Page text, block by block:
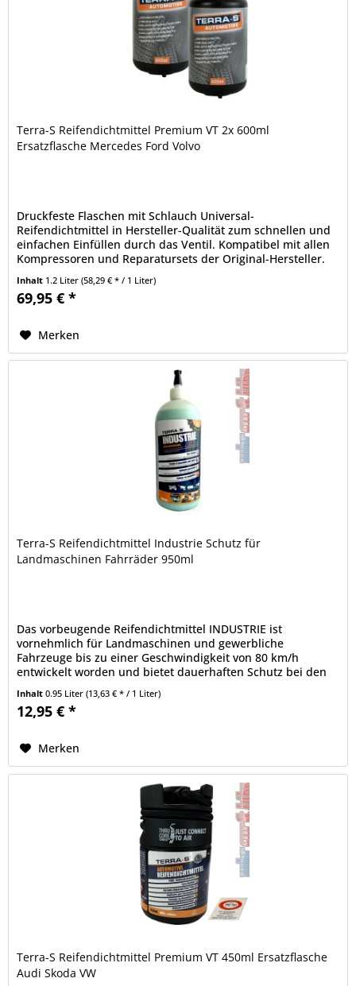
Terra-S Reifendichtmittel Premium VT 2x 600ml
Ersatzflasche Mercedes Ford Volvo
Druckfeste Flaschen mit Schlauch Universal-
Reifendichtmittel in Hersteller-Qualität zum schnellen und
einfachen Einfüllen durch das Ventil. Kompatibel mit allen
Kompressoren und Reparatursets der Original-Hersteller.
Inhalt 1.2 Liter(58,29 € * / 1 Liter)
69,95 € *
Merken
Terra-S Reifendichtmittel Industrie Schutz für
Landmaschinen Fahrräder 950ml
Das vorbeugende Reifendichtmittel INDUSTRIE ist
vornehmlich für Landmaschinen und gewerbliche
Fahrzeuge bis zu einer Geschwindigkeit von 80 km/h
entwickelt worden und bietet dauerhaften Schutz bei den
häufigsten Reifenpannen. Dieses...
Inhalt0.95 Liter(13,63 € * / 1 Liter)
12,95 € *
Merken
Terra-S Reifendichtmittel Premium VT 450ml Ersatzflasche
Audi Skoda VW